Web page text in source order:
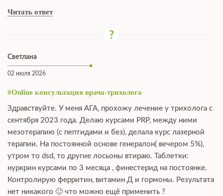
Читать ответ
Светлана
02 июля 2026
#Online консультация врача-трихолога
Здравствуйте. У меня АГА, прохожу лечение у трихолога с
сентября 2023 года. Делаю курсами PRP, между ними
мезотерапию (с пептидами и без), делала курс лазерной
терапии. На постоянной основе генералон( вечером 5%),
утром то dsd, то другие лосьоны втираю. Таблетки:
нуркрин курсами по 3 месяца , финестерид на постоянке.
Контролирую ферритин, витамин Д и гормоны. Результата
нет никакого 🙁 что можно ещё применить ?